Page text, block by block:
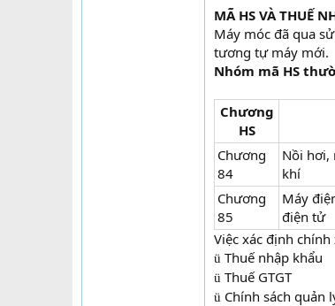
MÃ HS VÀ THUẾ
Máy móc đã qua
tương tự máy mới.
Nhóm mã HS
Chương
HS
Chương
84
Nồi hơi,
khí
Chương
85
Máy
điện tử
Việc xác định
ü Thuế nhập khẩu
ü Thuế GTGT
ü Chính sách quản